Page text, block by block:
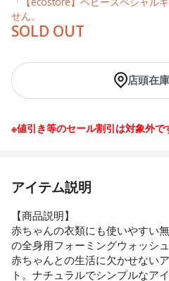
せん。
SOLD OUT
店頭在
※値引き等のセール割引は対象外で
アイテム説明
【商品説明】
赤ちゃんの衣類にも使いやすい
の全身用フォーミングウォッシ
赤ちゃんとの生活に欠かせない
ト。ナチュラルでシンプルなア